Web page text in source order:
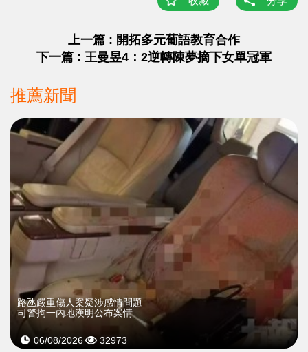
上一篇 : 開拓多元葡語教育合作
下一篇 : 王曼昱4：2逆轉陳夢摘下女單冠軍
推薦新聞
​路氹嚴重傷人案疑涉感情問題
司警拘一內地漢明公布案情
06/08/2026 32973